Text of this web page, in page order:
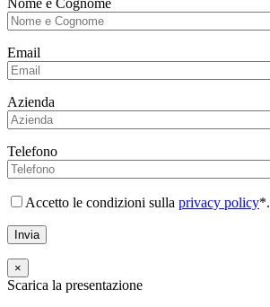
Email
Azienda
Telefono
Accetto le condizioni sulla privacy policy*.
×
Scarica la presentazione